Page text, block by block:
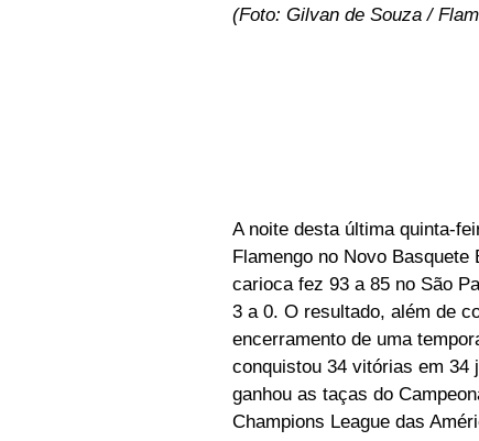
(Foto: Gilvan de Souza /
A noite desta última quinta-
Flamengo no Novo
carioca fez 93 a 85 no São
3 a 0. O resultado, além de
encerramento de uma
conquistou 34 vitórias em 34
ganhou as taças do
Champions League das